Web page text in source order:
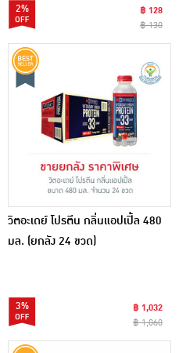
2%
฿ 128
฿ 130
วิตอะเดย์ โปรตีน กลิ่นแอปเปิ้ล 480
มล. (ยกลัง 24 ขวด)
3%
฿ 1,032
฿ 1,060